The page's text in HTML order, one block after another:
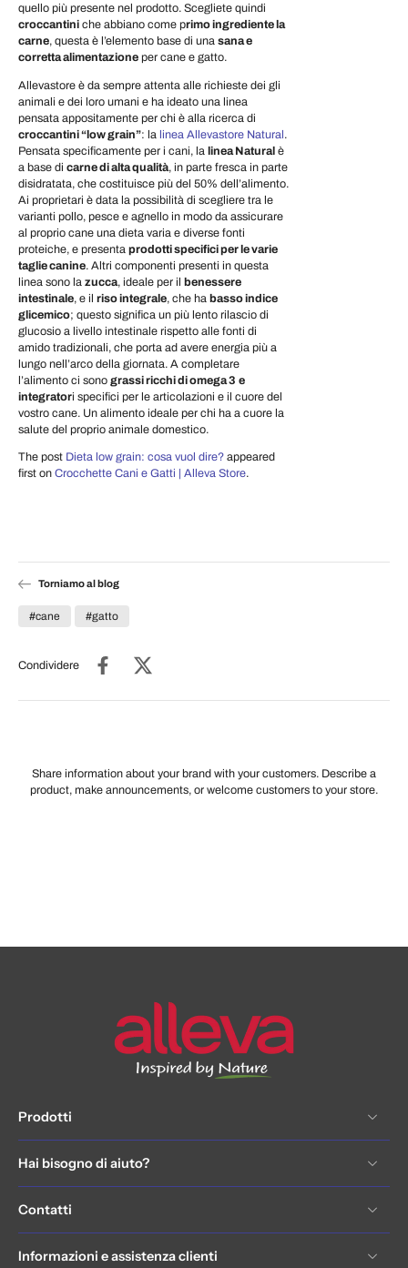
quello più presente nel prodotto. Scegliete quindi
croccantini che abbiano come primo ingrediente la
carne, questa è l’elemento base di una sana e
corretta alimentazione per cane e gatto.
Allevastore è da sempre attenta alle richieste dei gli
animali e dei loro umani e ha ideato una linea
pensata appositamente per chi è alla ricerca di
croccantini “low grain”: la linea Allevastore Natural.
Pensata specificamente per i cani, la linea Natural è
a base di carne di alta qualità, in parte fresca in parte
disidratata, che costituisce più del 50% dell’alimento.
Ai proprietari è data la possibilità di scegliere tra le
varianti pollo, pesce e agnello in modo da assicurare
al proprio cane una dieta varia e diverse fonti
proteiche, e presenta prodotti specifici per le varie
taglie canine. Altri componenti presenti in questa
linea sono la zucca, ideale per il benessere
intestinale, e il riso integrale, che ha basso indice
glicemico; questo significa un più lento rilascio di
glucosio a livello intestinale rispetto alle fonti di
amido tradizionali, che porta ad avere energia più a
lungo nell’arco della giornata. A completare
l’alimento ci sono grassi ricchi di omega 3 e
integratori specifici per le articolazioni e il cuore del
vostro cane. Un alimento ideale per chi ha a cuore la
salute del proprio animale domestico.
The post Dieta low grain: cosa vuol dire? appeared
first on Crocchette Cani e Gatti | Alleva Store.
Torniamo al blog
#cane #gatto
Condividere
Share information about your brand with your customers. Describe a
product, make announcements, or welcome customers to your store.
Prodotti
Hai bisogno di aiuto?
Contatti
Informazioni e assistenza clienti